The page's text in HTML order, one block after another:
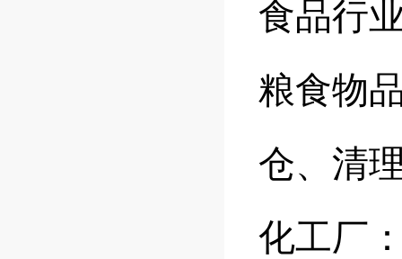
食品行
粮食物
仓、清
化工厂